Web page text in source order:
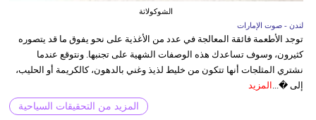
الشوكولاتة
لندن - صوت الإمارات
توجد الأطعمة فائقة المعالجة في عدد من الأغذية على نحو يفوق ما قد يتصوره
كثيرون، وسوف تساعدك هذه الوصفات الشهية على تجنبها. ونتوقع عندما
نشتري المثلجات أنها تتكون من خليط لذيذ وغني بالدهون، كالكريمة أو الحليب،
إلى �...
المزيد
المزيد من التحقيقات السياحية